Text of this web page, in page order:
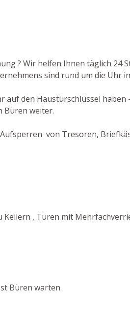
? Wir helfen Ihnen täglich 24
sind rund um die Uhr
auf den Haustürschlüssel haben
Büren weiter.
von Tresoren,
, Türen mit
Büren warten.